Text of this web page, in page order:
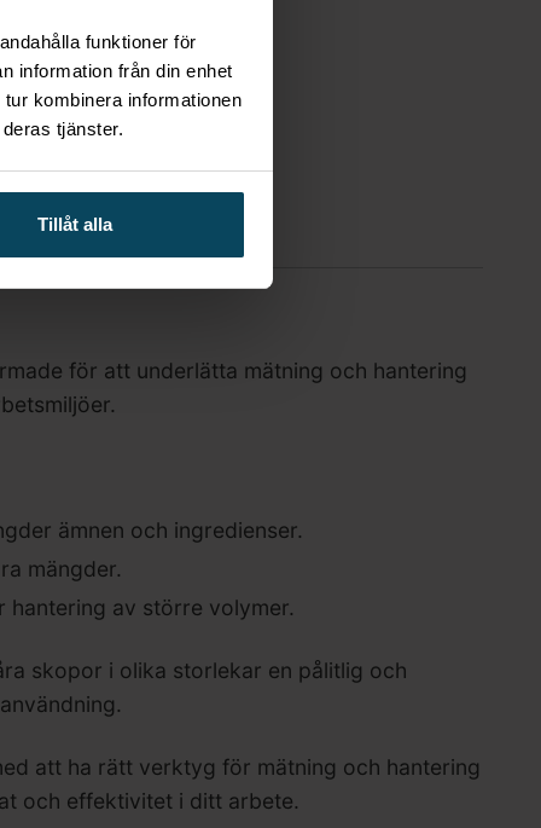
funktioner för
information från din enhet
kombinera informationen
tjänster.
Tillåt alla
för att underlätta mätning och hantering
ämnen och ingredienser.
mängder.
av större volymer.
skopor i olika storlekar en pålitlig och
att ha rätt verktyg för mätning och hantering
och effektivitet i ditt arbete.